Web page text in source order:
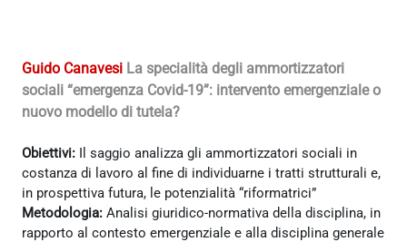
Guido Canavesi La specialità degli ammortizzatori
sociali “emergenza Covid-19”: intervento emergenziale o
nuovo modello di tutela?
Obiettivi: Il saggio analizza gli ammortizzatori sociali in
costanza di lavoro al fine di individuarne i tratti strutturali e,
in prospettiva futura, le potenzialità “riformatrici”
Metodologia: Analisi giuridico-normativa della disciplina, in
rapporto al contesto emergenziale e alla disciplina generale